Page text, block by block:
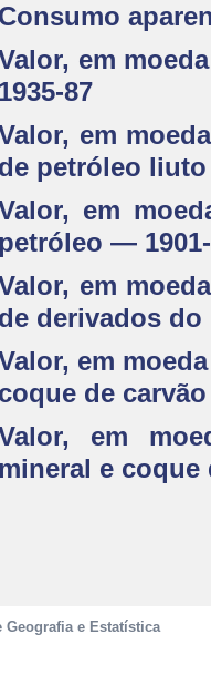
Consumo
em
1935-87
em
de petróleo
em
petróleo —
em
de derivados
em
coque de
em
mineral e coque
e Estatística